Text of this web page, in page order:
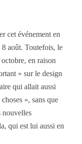
cet événement en
août. Toutefois, le
en raison
» sur le design
qui allait aussi
», sans que
nouvelles
qui est lui aussi en